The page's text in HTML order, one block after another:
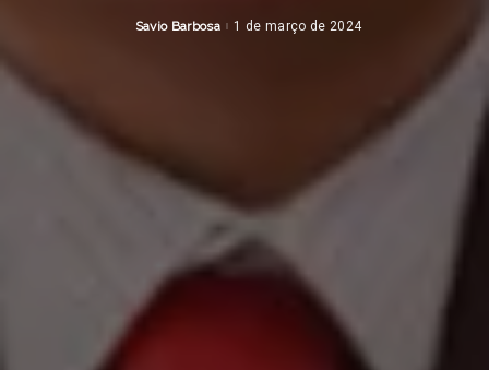
Posted
Savio Barbosa 1 de março de 2024